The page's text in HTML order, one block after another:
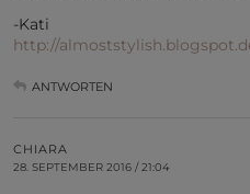
-Kati
http://
ANTWORTEN
CHIARA
28. SEPTEMBER 2016 / 21:04